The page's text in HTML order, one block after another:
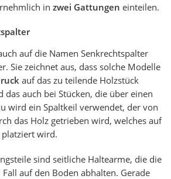
in zwei Gattungen einteilen.
auf die Namen Senkrechtspalter
Sie zeichnet aus, dass solche Modelle
auf das zu teilende Holzstück
das auch bei Stücken, die über einen
wird ein Spaltkeil verwendet, der von
das Holz getrieben wird, welches auf
wird.
sind seitliche Haltearme, die die
auf den Boden abhalten. Gerade